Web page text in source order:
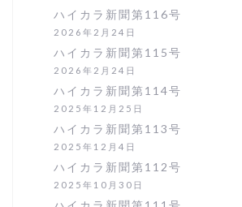
ハイカラ新聞第116号
2026年2月24日
ハイカラ新聞第115号
2026年2月24日
ハイカラ新聞第114号
2025年12月25日
ハイカラ新聞第113号
2025年12月4日
ハイカラ新聞第112号
2025年10月30日